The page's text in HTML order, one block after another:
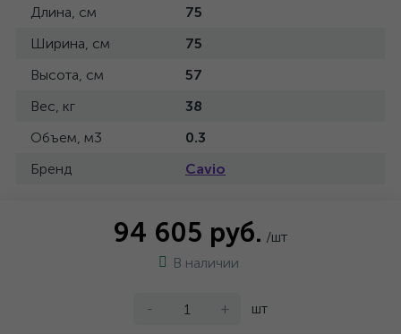
Длина, см
75
Ширина, см
75
Высота, см
57
Вес, кг
38
Объем, м3
0.3
Бренд
Cavio
94 605 руб. /шт
В наличии
- + шт